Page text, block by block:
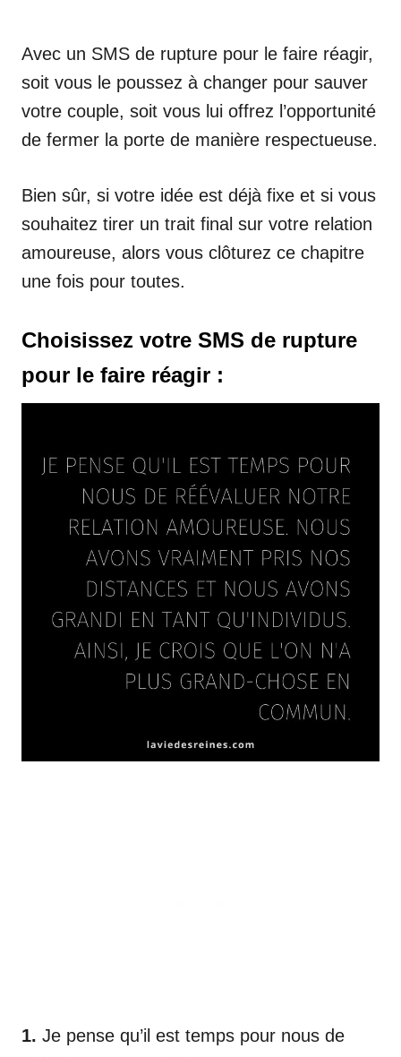
Avec un SMS de rupture pour le faire réagir,
soit vous le poussez à changer pour sauver
votre couple, soit vous lui offrez l’opportunité
de fermer la porte de manière respectueuse.
Bien sûr, si votre idée est déjà fixe et si vous
souhaitez tirer un trait final sur votre relation
amoureuse, alors vous clôturez ce chapitre
une fois pour toutes.
Choisissez votre SMS de rupture
pour le faire réagir :
1. Je pense qu’il est temps pour nous de